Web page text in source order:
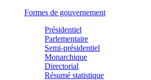
Formes de gouvernement
Présidentiel
Parlementaire
Semi-présidentiel
Monarchique
Directorial
Résumé statistique